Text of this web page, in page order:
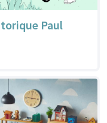
Paul